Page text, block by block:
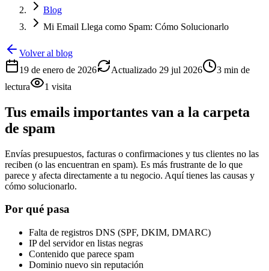
Blog
Mi Email Llega como Spam: Cómo Solucionarlo
Volver al blog
19 de enero de 2026
Actualizado 29 jul 2026 3 min de
lectura
1 visita
Tus emails importantes van a la carpeta
de spam
Envías presupuestos, facturas o confirmaciones y tus clientes no las
reciben (o las encuentran en spam). Es más frustrante de lo que
parece y afecta directamente a tu negocio. Aquí tienes las causas y
cómo solucionarlo.
Por qué pasa
Falta de registros DNS (SPF, DKIM, DMARC)
IP del servidor en listas negras
Contenido que parece spam
Dominio nuevo sin reputación